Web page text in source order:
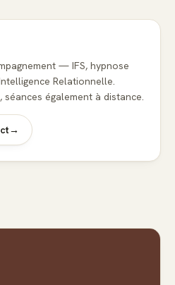
— IFS, hypnose
Relationnelle.
séances également à distance.
→